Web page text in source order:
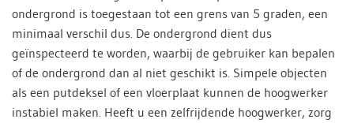
ondergrond is toegestaan tot een grens van 5 graden, een
minimaal verschil dus. De ondergrond dient dus
geïnspecteerd te worden, waarbij de gebruiker kan bepalen
of de ondergrond dan al niet geschikt is. Simpele objecten
als een putdeksel of een vloerplaat kunnen de hoogwerker
instabiel maken. Heeft u een zelfrijdende hoogwerker, zorg